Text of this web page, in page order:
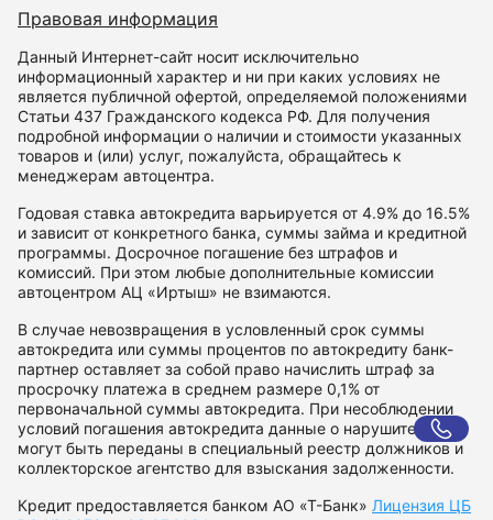
Правовая информация
Данный Интернет-сайт носит исключительно
информационный характер и ни при каких условиях не
является публичной офертой, определяемой положениями
Статьи 437 Гражданского кодекса РФ. Для получения
подробной информации о наличии и стоимости указанных
товаров и (или) услуг, пожалуйста, обращайтесь к
менеджерам автоцентра.
Годовая ставка автокредита варьируется от 4.9% до 16.5%
и зависит от конкретного банка, суммы займа и кредитной
программы. Досрочное погашение без штрафов и
комиссий. При этом любые дополнительные комиссии
автоцентром АЦ «Иртыш» не взимаются.
В случае невозвращения в условленный срок суммы
автокредита или суммы процентов по автокредиту банк-
партнер оставляет за собой право начислить штраф за
просрочку платежа в среднем размере 0,1% от
первоначальной суммы автокредита. При несоблюдении
условий погашения автокредита данные о нарушителе
могут быть переданы в специальный реестр должников и
коллекторское агентство для взыскания задолженности.
Кредит предоставляется банком АО «Т-Банк» Лицензия ЦБ